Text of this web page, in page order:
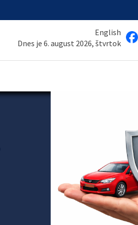
English
Dnes je 6. august 2026, štvrtok